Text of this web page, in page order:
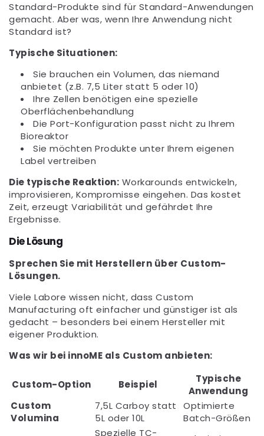
Standard-Produkte sind für Standard-Anwendungen
gemacht. Aber was, wenn Ihre Anwendung nicht
Standard ist?
Typische Situationen:
Sie brauchen ein Volumen, das niemand
anbietet (z.B. 7,5 Liter statt 5 oder 10)
Ihre Zellen benötigen eine spezielle
Oberflächenbehandlung
Die Port-Konfiguration passt nicht zu Ihrem
Bioreaktor
Sie möchten Produkte unter Ihrem eigenen
Label vertreiben
Die typische Reaktion: Workarounds entwickeln,
improvisieren, Kompromisse eingehen. Das kostet
Zeit, erzeugt Variabilität und gefährdet Ihre
Ergebnisse.
Die Lösung
Sprechen Sie mit Herstellern über Custom-
Lösungen.
Viele Labore wissen nicht, dass Custom
Manufacturing oft einfacher und günstiger ist als
gedacht – besonders bei einem Hersteller mit
eigener Produktion.
Was wir bei innoME als Custom anbieten:
Custom-Option Beispiel
Typische
Anwendung
Custom
Volumina
7,5L Carboy statt
5L oder 10L
Optimierte
Batch-Größen
Spezielle TC-